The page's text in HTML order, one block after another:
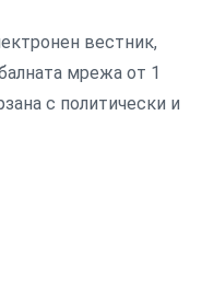
вестник,
мрежа от 1
с политически и